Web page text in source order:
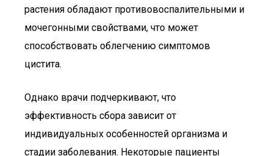
растения обладают противовоспалительными и
мочегонными свойствами, что может
способствовать облегчению симптомов
цистита.
Однако врачи подчеркивают, что
эффективность сбора зависит от
индивидуальных особенностей организма и
стадии заболевания. Некоторые пациенты